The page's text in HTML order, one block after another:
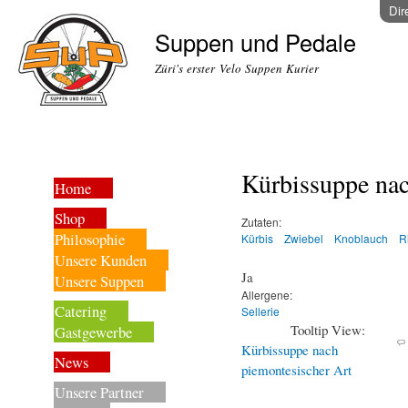
Suppen und Pedale
Züri's erster Velo Suppen Kurier
Home
Shop
Philosophie
Unsere Kunden
Unsere Suppen
Catering
Gastgewerbe
News
Unsere Partner
Kürbissuppe
Zutaten:
Kürbis
Zwiebel Knoblauch
Ja
Allergene:
Sellerie
Tooltip View:
Kürbissuppe nach
piemontesischer Art